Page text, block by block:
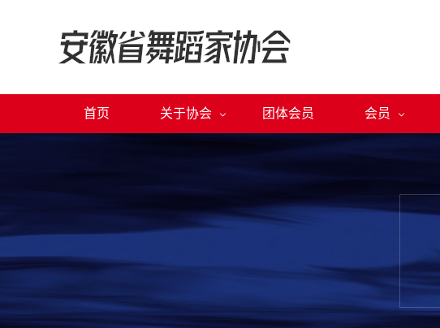
首页 关于协会  团体会员 会员 